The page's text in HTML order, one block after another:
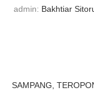
admin: Bakhtiar
SAMPANG,